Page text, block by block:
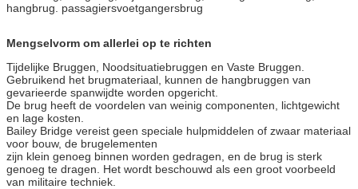
hangbrug. passagiersvoetgangersbrug
Mengselvorm om allerlei op te richten
Tijdelijke Bruggen, Noodsituatiebruggen en Vaste Bruggen.
Gebruikend het brugmateriaal, kunnen de hangbruggen van
gevarieerde spanwijdte worden opgericht.
De brug heeft de voordelen van weinig componenten, lichtgewicht
en lage kosten.
Bailey Bridge vereist geen speciale hulpmiddelen of zwaar materiaal
voor bouw, de brugelementen
zijn klein genoeg binnen worden gedragen, en de brug is sterk
genoeg te dragen. Het wordt beschouwd als een groot voorbeeld
van militaire techniek.